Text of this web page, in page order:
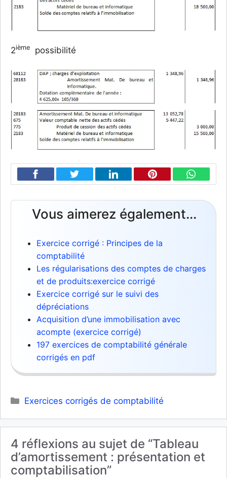
2ième possibilité
Vous aimerez également...
Exercice corrigé : Principes de la
comptabilité
Les régularisations des comptes de charges
et de produits:exercice corrigé
Exercice corrigé sur le suivi des
dépréciations
Acquisition d’une immobilisation avec
acompte (exercice corrigé)
197 exercices de comptabilité générale
corrigés en pdf
Catégories
Exercices corrigés de comptabilité
4 réflexions au sujet de “Tableau
d’amortissement : présentation et
comptabilisation”